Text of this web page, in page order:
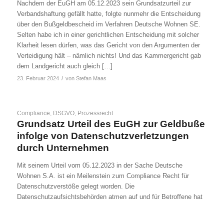
Nachdem der EuGH am 05.12.2023 sein Grundsatzurteil zur
Verbandshaftung gefällt hatte, folgte nunmehr die Entscheidung
über den Bußgeldbescheid im Verfahren Deutsche Wohnen SE.
Selten habe ich in einer gerichtlichen Entscheidung mit solcher
Klarheit lesen dürfen, was das Gericht von den Argumenten der
Verteidigung hält – nämlich nichts! Und das Kammergericht gab
dem Landgericht auch gleich […]
23. Februar 2024 / von Stefan Maas
Compliance DSGVO, Prozessrecht
Grundsatz Urteil des EuGH zur Geldbuße
infolge von Datenschutzverletzungen
durch Unternehmen
Mit seinem Urteil vom 05.12.2023 in der Sache Deutsche
Wohnen S.A. ist ein Meilenstein zum Compliance Recht für
Datenschutzverstöße gelegt worden. Die
Datenschutzaufsichtsbehörden atmen auf und für Betroffene hat